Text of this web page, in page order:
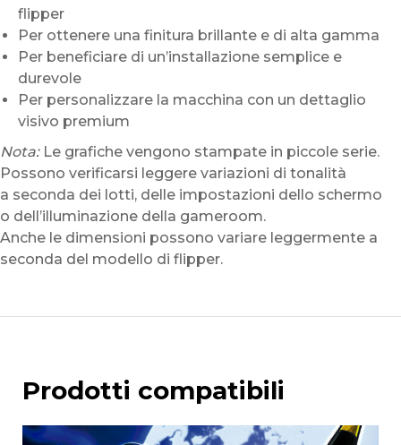
flipper
Per ottenere una finitura brillante e di alta gamma
Per beneficiare di un’installazione semplice e
durevole
Per personalizzare la macchina con un dettaglio
visivo premium
Nota:Le grafiche vengono stampate in piccole serie.
Possono verificarsi leggere variazioni di tonalità
a seconda dei lotti, delle impostazioni dello schermo
o dell’illuminazione della gameroom.
Anche le dimensioni possono variare leggermente a
seconda del modello di flipper.
Prodotti compatibili